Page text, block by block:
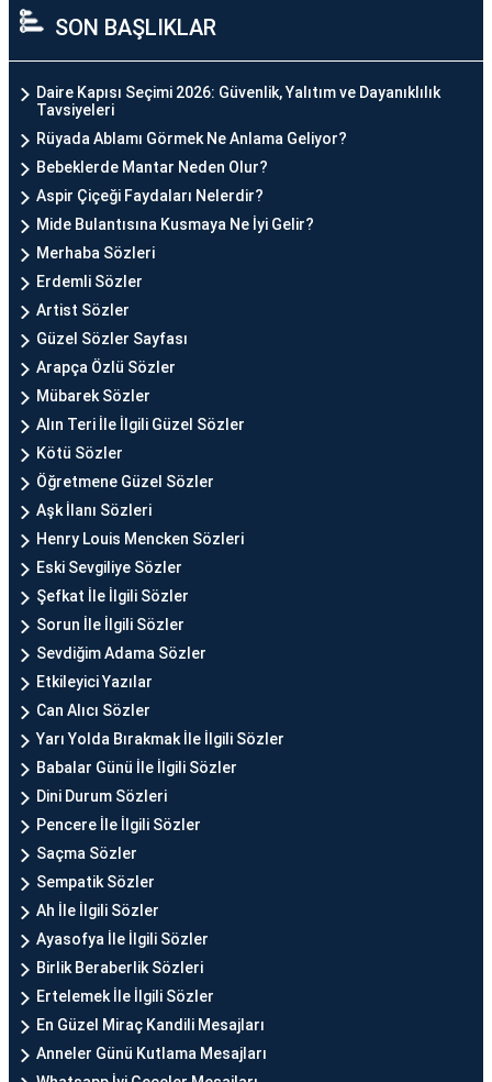
SON BAŞLIKLAR
Daire Kapısı Seçimi 2026: Güvenlik, Yalıtım ve Dayanıklılık
Tavsiyeleri
Rüyada Ablamı Görmek Ne Anlama Geliyor?
Bebeklerde Mantar Neden Olur?
Aspir Çiçeği Faydaları Nelerdir?
Mide Bulantısına Kusmaya Ne İyi Gelir?
Merhaba Sözleri
Erdemli Sözler
Artist Sözler
Güzel Sözler Sayfası
Arapça Özlü Sözler
Mübarek Sözler
Alın Teri İle İlgili Güzel Sözler
Kötü Sözler
Öğretmene Güzel Sözler
Aşk İlanı Sözleri
Henry Louis Mencken Sözleri
Eski Sevgiliye Sözler
Şefkat İle İlgili Sözler
Sorun İle İlgili Sözler
Sevdiğim Adama Sözler
Etkileyici Yazılar
Can Alıcı Sözler
Yarı Yolda Bırakmak İle İlgili Sözler
Babalar Günü İle İlgili Sözler
Dini Durum Sözleri
Pencere İle İlgili Sözler
Saçma Sözler
Sempatik Sözler
Ah İle İlgili Sözler
Ayasofya İle İlgili Sözler
Birlik Beraberlik Sözleri
Ertelemek İle İlgili Sözler
En Güzel Miraç Kandili Mesajları
Anneler Günü Kutlama Mesajları